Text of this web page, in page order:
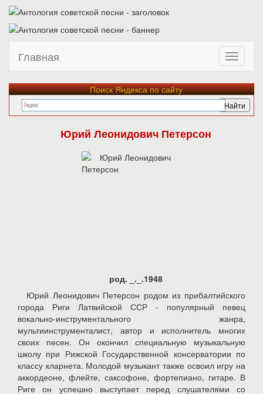
Главная
Поиск Яндекса по сайту
Юрий Леонидович Петерсон
род. _._.1948
Юрий Леонидович Петерсон родом из прибалтийского
города Риги Латвийской ССР - популярный певец
вокально-инструментального жанра,
мультиинструменталист, автор и исполнитель многих
своих песен. Он окончил специальную музыкальную
школу при Рижской Государственной консерватории по
классу кларнета. Молодой музыкант также освоил игру на
аккордеоне, флейте, саксофоне, фортепиано, гитаре. В
Риге он успешно выступает перед слушателями со